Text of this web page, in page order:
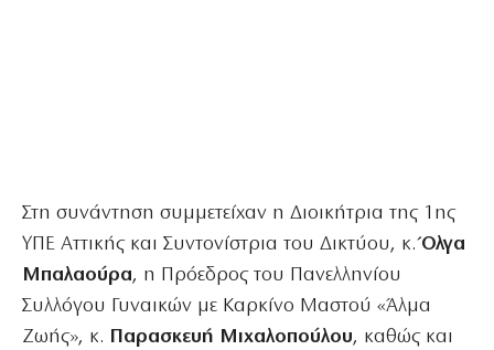
Στη συνάντηση συμμετείχαν η Διοικήτρια της 1ης
ΥΠΕ Αττικής και Συντονίστρια του Δικτύου, κ.Όλγα
Μπαλαούρα, η Πρόεδρος του Πανελληνίου
Συλλόγου Γυναικών με Καρκίνο Μαστού «Άλμα
Ζωής», κ. Παρασκευή Μιχαλοπούλου, καθώς και